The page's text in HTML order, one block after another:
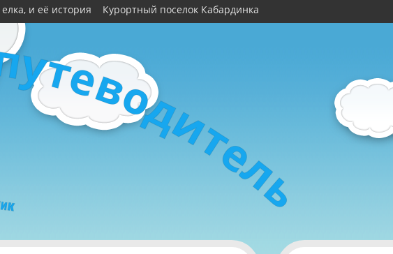
и её история Курортный поселок Кабардинка
утеводи
т
е
л
ь
ик